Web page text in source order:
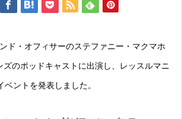
ド・オフィサーのステファニー・マクマホ
ズのポッドキャストに出演し、レッスルマニ
ントを発表しました。